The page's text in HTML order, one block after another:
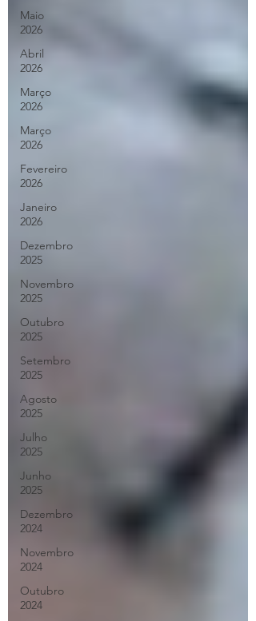
Maio
2026
Abril
2026
Março
2026
Março
2026
Fevereiro
2026
Janeiro
2026
Dezembro
2025
Novembro
2025
Outubro
2025
Setembro
2025
Agosto
2025
Julho
2025
Junho
2025
Dezembro
2024
Novembro
2024
Outubro
2024